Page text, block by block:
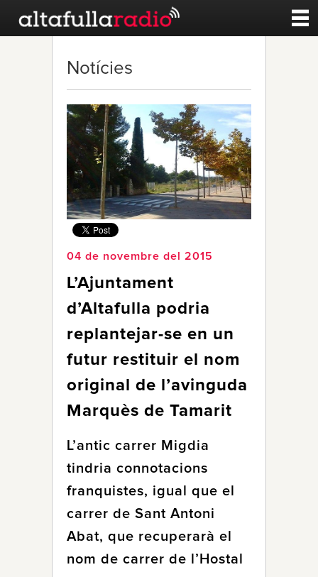
Esports
Noticies
Qui Som
Notícies
04 de novembre del 2015
L’Ajuntament
d’Altafulla podria
replantejar-se en un
futur restituir el nom
original de l’avinguda
Marquès de Tamarit
L’antic carrer Migdia
tindria connotacions
franquistes, igual que el
carrer de Sant Antoni
Abat, que recuperarà el
nom de carrer de l’Hostal